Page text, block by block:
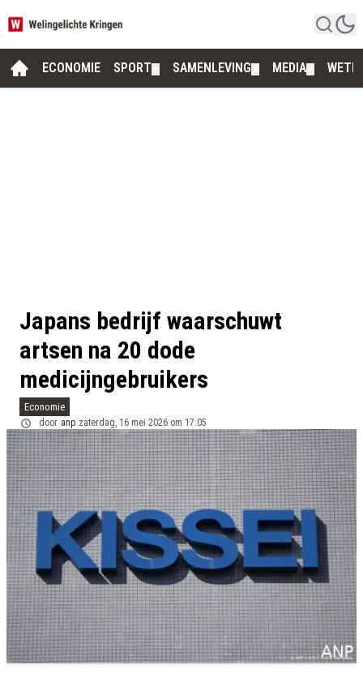
ECONOMIE SPORT SAMENLEVING MEDIA
Japans bedrijf waarschuwt
artsen na 20 dode
medicijngebruikers
Economie
door anp zaterdag, 16 mei 2026 om 17:05